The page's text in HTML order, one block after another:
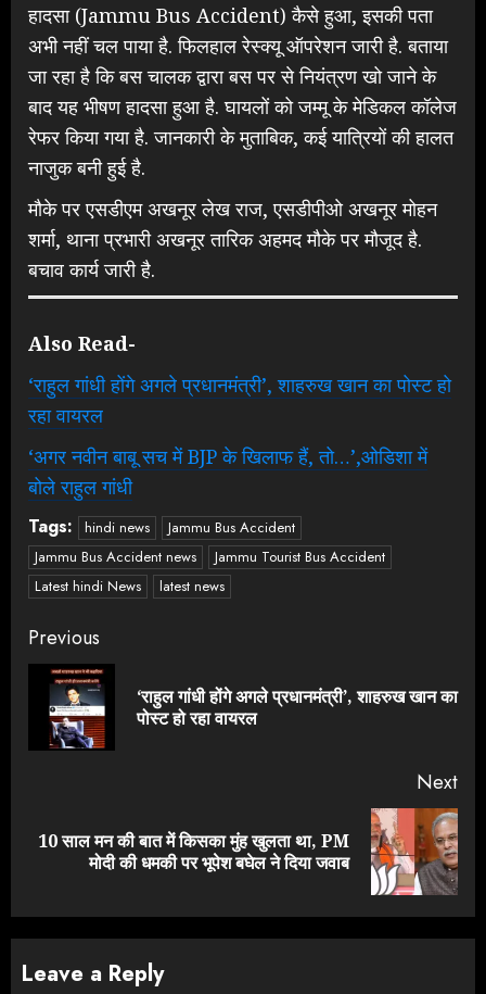
हादसा (Jammu Bus Accident) कैसे हुआ, इसकी पता
अभी नहीं चल पाया है. फिलहाल रेस्क्यू ऑपरेशन जारी है. बताया
जा रहा है कि बस चालक द्वारा बस पर से नियंत्रण खो जाने के
बाद यह भीषण हादसा हुआ है. घायलों को जम्मू के मेडिकल कॉलेज
रेफर किया गया है. जानकारी के मुताबिक, कई यात्रियों की हालत
नाजुक बनी हुई है.
मौके पर एसडीएम अखनूर लेख राज, एसडीपीओ अखनूर मोहन
शर्मा, थाना प्रभारी अखनूर तारिक अहमद मौके पर मौजूद है.
बचाव कार्य जारी है.
Also Read-
‘राहुल गांधी होंगे अगले प्रधानमंत्री’, शाहरुख खान का पोस्ट हो
रहा वायरल
‘अगर नवीन बाबू सच में BJP के खिलाफ हैं, तो…’,ओडिशा में
बोले राहुल गांधी
Tags: hindi news
Jammu Bus Accident
Jammu Bus Accident news
Jammu Tourist Bus Accident
Latest hindi News
latest news
Continue
Reading
Previous
‘राहुल गांधी होंगे अगले प्रधानमंत्री’, शाहरुख खान का
पोस्ट हो रहा वायरल
Next
Next
10 साल मन की बात में किसका मुंह खुलता था, PM
मोदी की धमकी पर भूपेश बघेल ने दिया जवाब
Leave a Reply